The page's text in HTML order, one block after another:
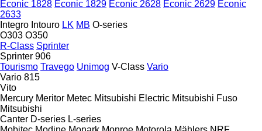
Econic 1828 Econic 1829 Econic 2628 Econic 2629 Econic
2633
Integro Intouro LK MB O-series
O303 O350
R-Class Sprinter
Sprinter 906
Tourismo Travego Unimog V-Class Vario
Vario 815
Vito
Mercury Meritor Metec Mitsubishi Electric Mitsubishi Fuso
Mitsubishi
Canter D-series L-series